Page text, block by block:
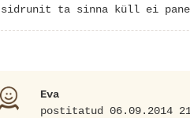
sidrunit ta sinna küll ei
Eva
postitatud 06.09.2014